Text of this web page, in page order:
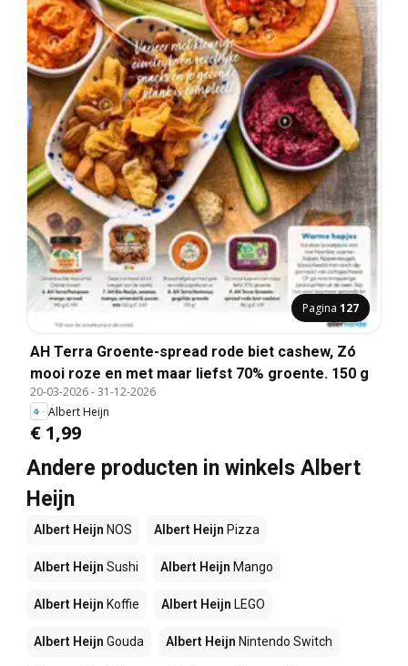
Pagina 127
AH Terra Groente-spread rode biet cashew, Zó
mooi roze en met maar liefst 70% groente. 150 g
20-03-2026-31-12-2026
Albert Heijn
€ 1,99
Andere producten in winkels Albert
Heijn
Albert Heijn NOS Albert Heijn Pizza
Albert Heijn Sushi Albert Heijn Mango
Albert Heijn Koffie Albert Heijn LEGO
Albert Heijn Gouda Albert Heijn Nintendo Switch